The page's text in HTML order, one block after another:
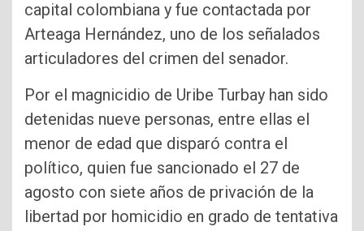
capital colombiana y fue contactada por
Arteaga Hernández, uno de los señalados
articuladores del crimen del senador.
Por el magnicidio de Uribe Turbay han sido
detenidas nueve personas, entre ellas el
menor de edad que disparó contra el
político, quien fue sancionado el 27 de
agosto con siete años de privación de la
libertad por homicidio en grado de tentativa